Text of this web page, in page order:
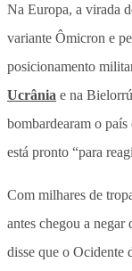
Na Europa, a virada
variante Ômicron e
posicionamento
Ucrânia e na
bombardearam o
está pronto “para
Com milhares de
antes chegou a negar
disse que o Ocidente